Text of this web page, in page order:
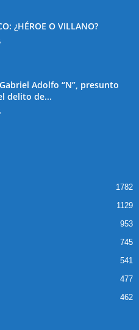
¿HÉROE O VILLANO?
Adolfo “N”, presunto
delito de...
1782
1129
953
745
541
477
462